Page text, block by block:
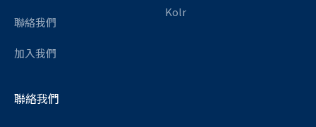
聯絡我們
加入我們
Kolr
聯絡我們